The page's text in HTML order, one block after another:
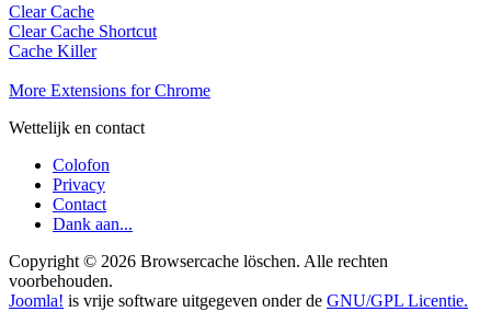
Clear Cache
Clear Cache Shortcut
Cache Killer
More Extensions for Chrome
Wettelijk en contact
Colofon
Privacy
Contact
Dank aan...
Copyright © 2026 Browsercache löschen. Alle rechten
voorbehouden.
Joomla! is vrije software uitgegeven onder de GNU/GPL Licentie.